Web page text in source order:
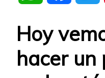
Hoy
hacer un